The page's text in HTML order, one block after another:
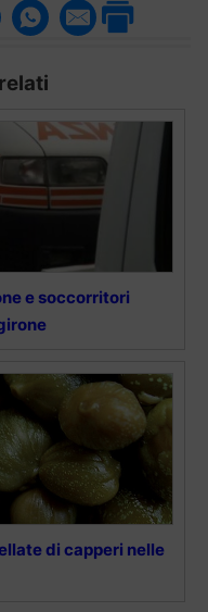
e soccorritori
di capperi nelle